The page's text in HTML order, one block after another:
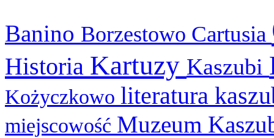
Banino Borzestowo Cartusia
Historia Kartuzy Kaszubi
Kożyczkowo literatura
miejscowość Muzeum